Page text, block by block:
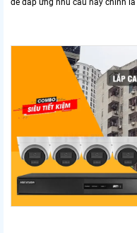
để đáp ứng nhu cầu này chính